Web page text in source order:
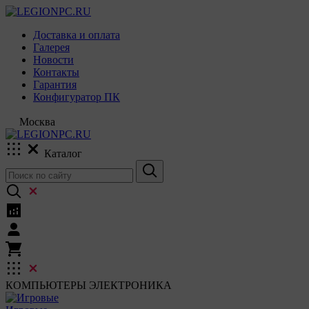
Доставка и оплата
Галерея
Новости
Контакты
Гарантия
Конфигуратор ПК
Москва
Каталог
КОМПЬЮТЕРЫ ЭЛЕКТРОНИКА